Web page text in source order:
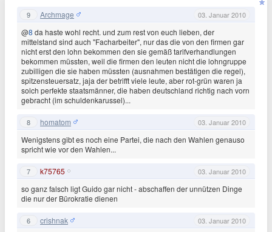
9 Archmage 03. Januar 2010
@8 da haste wohl recht. und zum rest von euch lieben, der
mittelstand sind auch "Facharbeiter", nur das die von den firmen gar
nicht erst den lohn bekommen den sie gemäß tarifverhandlungen
bekommen müssten, weil die firmen den leuten nicht die lohngruppe
zubilligen die sie haben müssten (ausnahmen bestätigen die regel),
spitzensteuersatz, jaja der betrifft viele leute, aber rot-grün waren ja
solch perfekte staatsmänner, die haben deutschland richtig nach vorn
gebracht (im schuldenkarussel)...
8 homatom 03. Januar 2010
Wenigstens gibt es noch eine Partei, die nach den Wahlen genauso
spricht wie vor den Wahlen...
7 k75765 03. Januar 2010
so ganz falsch ligt Guido gar nicht - abschaffen der unnützen Dinge
die nur der Bürokratie dienen
6 crishnak 03. Januar 2010